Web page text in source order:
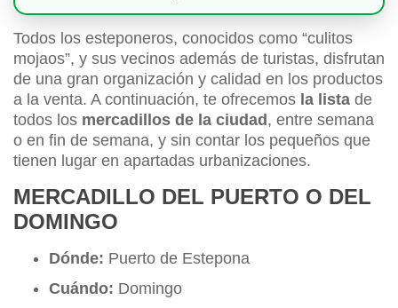
Todos los esteponeros, conocidos como “culitos
mojaos”, y sus vecinos además de turistas, disfrutan
de una gran organización y calidad en los productos
a la venta. A continuación, te ofrecemos la lista de
todos los mercadillos de la ciudad, entre semana
o en fin de semana, y sin contar los pequeños que
tienen lugar en apartadas urbanizaciones.
MERCADILLO DEL PUERTO O DEL
DOMINGO
Dónde: Puerto de Estepona
Cuándo: Domingo